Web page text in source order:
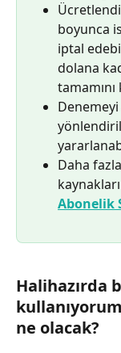
boyunca
iptal
dolana
Daha
Abonelik
Halihazırda
ne olacak?